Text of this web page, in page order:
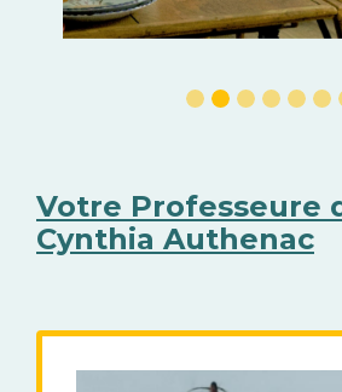
Votre Professeure
Cynthia Authenac